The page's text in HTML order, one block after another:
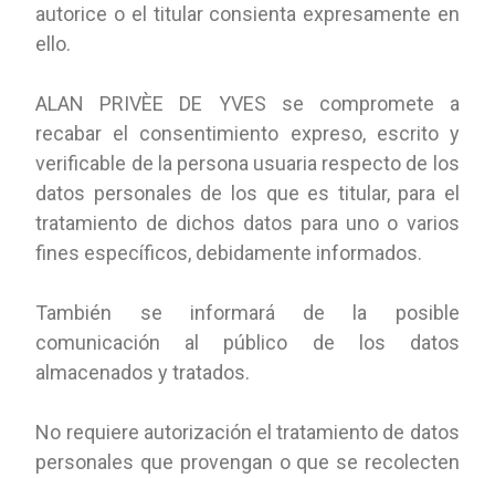
autorice o el titular consienta expresamente en
ello.
ALAN PRIVÈE DE YVES se compromete a
recabar el consentimiento expreso, escrito y
verificable de la persona usuaria respecto de los
datos personales de los que es titular, para el
tratamiento de dichos datos para uno o varios
fines específicos, debidamente informados.
También se informará de la posible
comunicación al público de los datos
almacenados y tratados.
No requiere autorización el tratamiento de datos
personales que provengan o que se recolecten